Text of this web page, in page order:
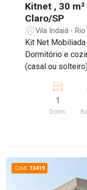
Kitnet , 30
Claro/SP
Vila Indaiá -
Kit Net
Dormitório e
(casal ou
carro, agua e
1
Dorm.
Cód. 13419